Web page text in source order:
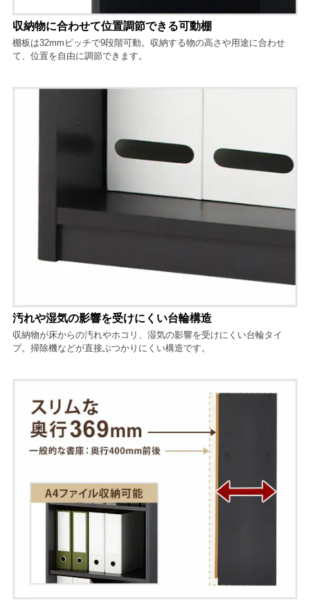
収納物に合わせて位置調節できる可動棚
棚板は32mmピッチで9段階可動。収納する物の高さや用途に合わせ
て、位置を自由に調節できます。
汚れや湿気の影響を受けにくい台輪構造
収納物が床からの汚れやホコリ、湿気の影響を受けにくい台輪タイ
プ。掃除機などが直接ぶつかりにくい構造です。